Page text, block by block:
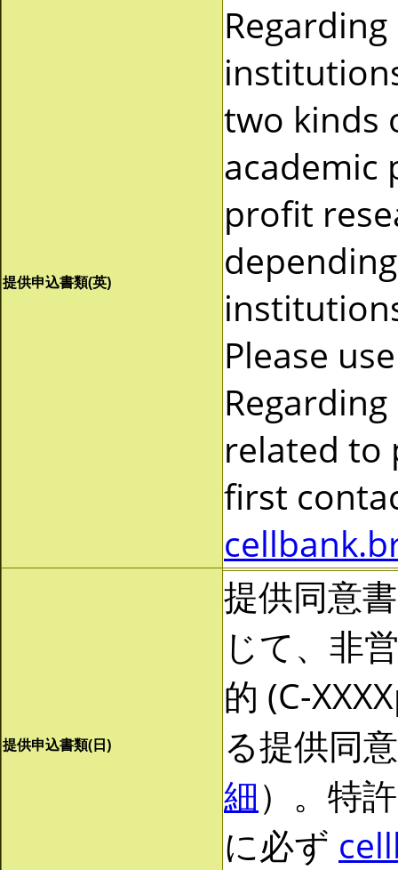
提供申込書類(英)
two kinds
academic
profit
Please
related to
first
提供申込書類(日)
提供同意
じて、非
的 (C-
る提供同
細）。特
に必ず